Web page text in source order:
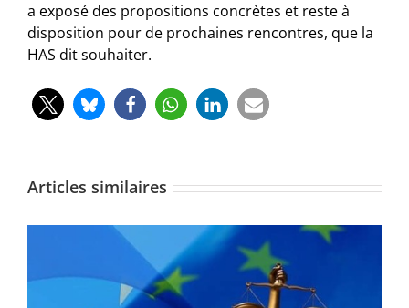
a exposé des propositions concrètes et reste à
disposition pour de prochaines rencontres, que la
HAS dit souhaiter.
Articles similaires